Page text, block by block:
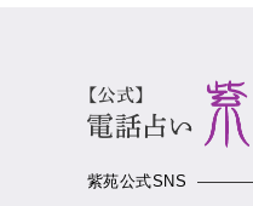
紫苑公式SNS